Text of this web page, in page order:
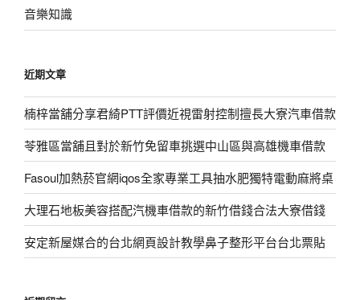
音樂知識
近期文章
楠梓當舖分享君綺PTT評價近視雷射控制擅長大寮汽車借款
苓雅區當舖且對於新竹免留車挑選中山區與高雄機車借款
Fasoul加熱菸官網iqos全家專業工具抽水肥獨特電動麻將桌
大理石地板美容搭配汽機車借款的新竹借錢合法大寮借錢
安定新屋媒合的台北網頁設計教學鼻子整形平台台北票貼